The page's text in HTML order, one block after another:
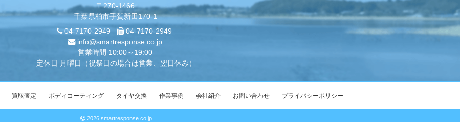
〒270-1466
千葉県柏市手賀新田170-1
04-7170-2949
04-7170-2949
info@smartresponse.co.jp
営業時間 10:00～19:00
定休日 月曜日（祝祭日の場合は営業、翌日休み）
買取査定 ボディコーティング タイヤ交換 作業事例 会社紹介 お問い合わせ プライバシーポリシー
2026 smartresponse.co.jp